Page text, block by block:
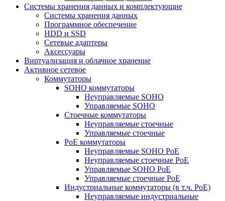
Системы хранения данных и комплектующие
Системы хранения данных
Программное обеспечение
HDD и SSD
Сетевые адаптеры
Аксессуары
Виртуализация и облачное хранение
Активное сетевое
Коммутаторы
SOHO коммутаторы
Неуправляемые SOHO
Управляемые SOHO
Стоечные коммутаторы
Неуправляемые стоечные
Управляемые стоечные
PoE коммутаторы
Неуправляемые SOHO PoE
Неуправляемые стоечные PoE
Управляемые SOHO PoE
Управляемые стоечные PoE
Индустриальные коммутаторы (в т.ч. РоЕ)
Неуправляемые индустриальные